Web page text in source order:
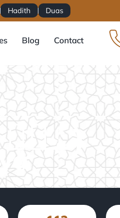
Hadith Duas
Blog Contact
(سُوۡرَةُ ٱلْأَنْبِيَاء)